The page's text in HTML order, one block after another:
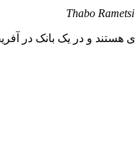
Thabo